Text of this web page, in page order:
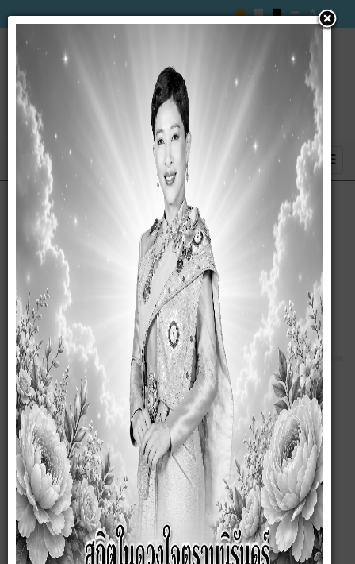
ประกาศ เรื่อง การเปิดเผยราคากลางและการ
คำนวณราคากลางงานก่อสร้าง โครงการ
ก่อสร้างถนนลูกรัง สาย สจ.2 เชื่อมต่อสาย
ปัญญา 1 หมู่ที่ 4 ตำบลซับสมบูรณ์ อำเภอ
ลำสนธิ จังหวัดลพบุรี
ประกาศ เรื่อง การเปิดเผยราคากลางและการคำนวณราคากลางงานก่อสร้าง
โครงการก่อสร้างถนนลูกรัง สาย สจ.2 เชื่อมต่อสายปัญญา 1 หมู่ที่ 4
ตำบลซับสมบูรณ์ อำเภอลำสนธิ จังหวัดลพบุรี